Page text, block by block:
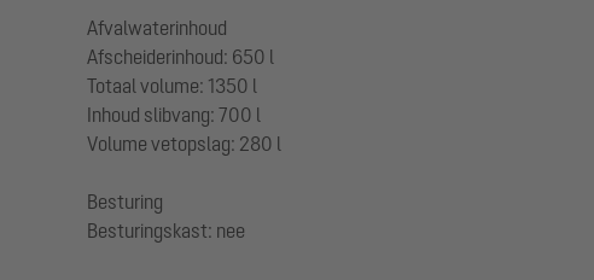
Afvalwaterinhoud
Afscheiderinhoud: 650 l
Totaal volume: 1350 l
Inhoud slibvang: 700 l
Volume vetopslag: 280 l
Besturing